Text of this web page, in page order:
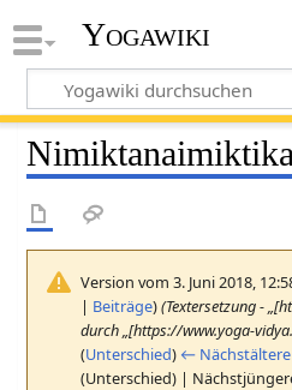
Yogawiki
Nimiktanaimiktika
Version vom 3. Juni 2018,
| Beiträge)(Textersetzung -
durch „[https://www.yoga-
(Unterschied) ← Nächstältere
(Unterschied) |